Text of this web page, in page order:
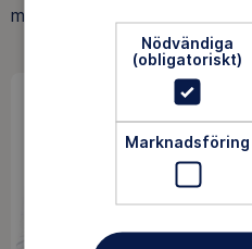
med att skydda
Nödvändiga
(obligatoriskt)
Marknadsföring